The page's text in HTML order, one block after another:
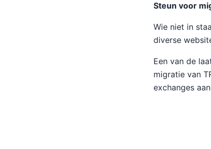
Steun voor
Wie niet in
diverse
Een van de
migratie van
exchanges